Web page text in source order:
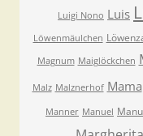
Luigi Nono Luis
Löwenmäulchen
Magnum Maiglöckchen
Malz Malznerhof Mama
Manner Manuel